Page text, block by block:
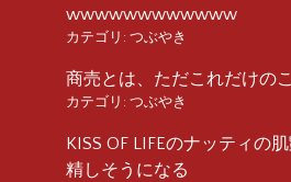
wwwwwwwwwwww
カテゴリ: つぶやき
商売とは、ただこれだけの
カテゴリ: つぶやき
KISS OF LIFEのナッティの
精しそうになる